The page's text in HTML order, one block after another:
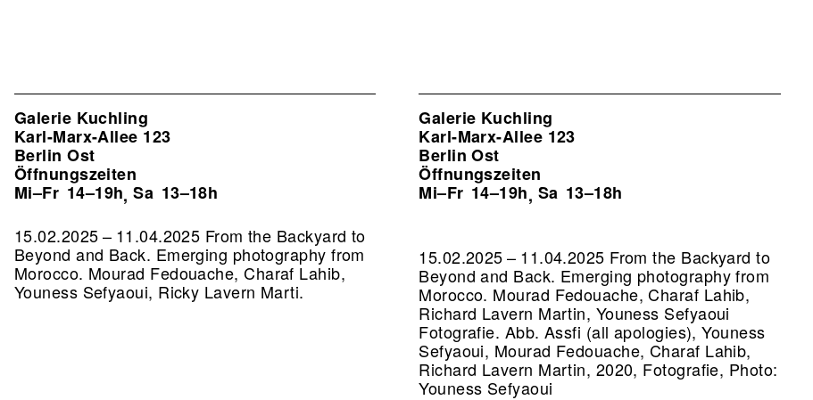
Galerie Kuchling
Karl-Marx-Allee 123
Berlin Ost
Öffnungszeiten
Mi–Fr 14–19h,Sa 13–18h
15.02.2025 – 11.04.2025 From the Backyard to
Beyond and Back. Emerging photography from
Morocco. Mourad Fedouache, Charaf Lahib,
Youness Sefyaoui, Ricky Lavern Marti.
Galerie Kuchling
Karl-Marx-Allee 123
Berlin Ost
Öffnungszeiten
Mi–Fr 14–19h, Sa 13–18h
15.02.2025 – 11.04.2025 From the Backyard to
Beyond and Back. Emerging photography from
Morocco. Mourad Fedouache, Charaf Lahib,
Richard Lavern Martin, Youness Sefyaoui
Fotografie. Abb. Assfi (all apologies), Youness
Sefyaoui, Mourad Fedouache, Charaf Lahib,
Richard Lavern Martin, 2020, Fotografie, Photo:
Youness Sefyaoui